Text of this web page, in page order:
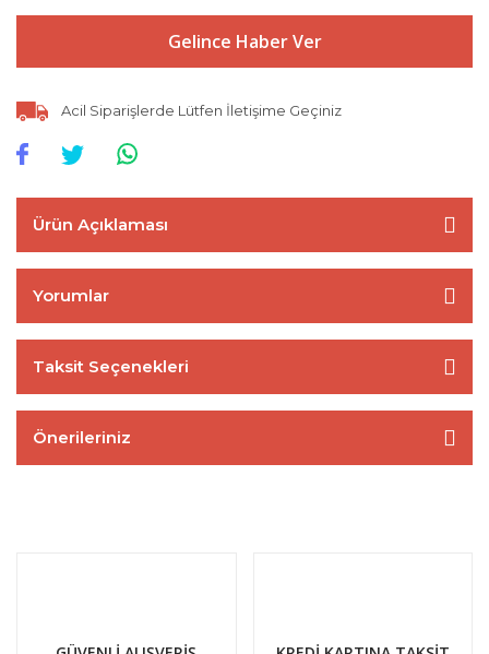
Gelince Haber Ver
Acil Siparişlerde Lütfen İletişime Geçiniz
Ürün Açıklaması
Yorumlar
Taksit Seçenekleri
Önerileriniz